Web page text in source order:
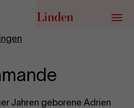
Menü
Jahren geborene Adrien